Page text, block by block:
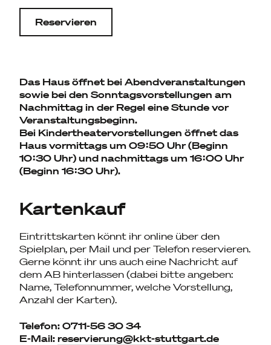
Reservieren
Das Haus öffnet bei Abendveranstaltungen
sowie bei den Sonntagsvorstellungen am
Nachmittag in der Regel eine Stunde vor
Veranstaltungsbeginn.
Bei Kindertheatervorstellungen öffnet das
Haus vormittags um 09:50 Uhr (Beginn
10:30 Uhr) und nachmittags um 16:00 Uhr
(Beginn 16:30 Uhr).
Kartenkauf
Eintrittskarten könnt ihr online über den
Spielplan, per Mail und per Telefon reservieren.
Gerne könnt ihr uns auch eine Nachricht auf
dem AB hinterlassen (dabei bitte angeben:
Name, Telefonnummer, welche Vorstellung,
Anzahl der Karten).
Telefon: 0711-56 30 34
E-Mail: reservierung@kkt-stuttgart.de